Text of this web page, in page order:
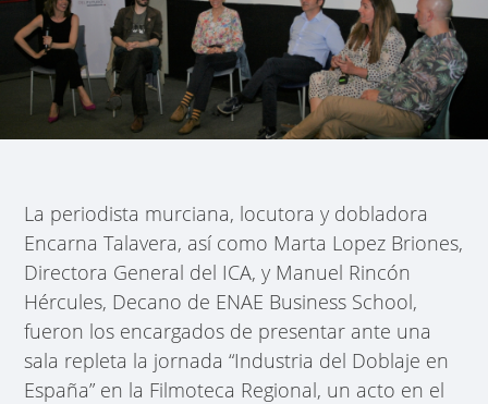
La periodista murciana, locutora y dobladora
Encarna Talavera, así como Marta Lopez Briones,
Directora General del ICA, y Manuel Rincón
Hércules, Decano de ENAE Business School,
fueron los encargados de presentar ante una
sala repleta la jornada “Industria del Doblaje en
España” en la Filmoteca Regional, un acto en el